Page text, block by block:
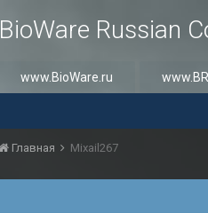
BioWare Russian
www.BioWare.ru
Главная Mixail267